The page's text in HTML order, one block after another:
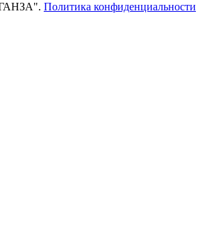
Политика конфиденциальности